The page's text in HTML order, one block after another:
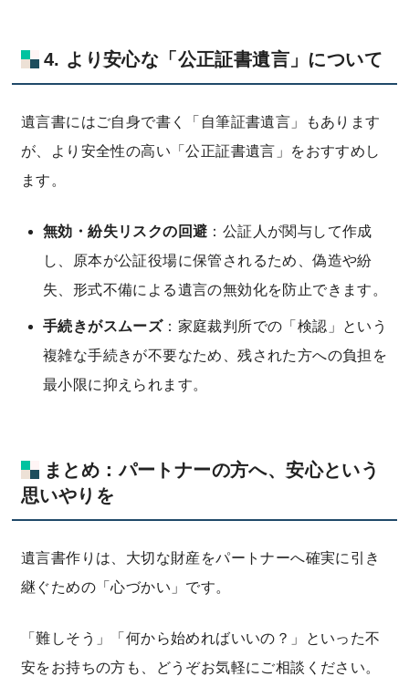
4. より安心な「公正証書遺言」について
遺言書にはご自身で書く「自筆証書遺言」もあります
が、より安全性の高い「公正証書遺言」をおすすめし
ます。
無効・紛失リスクの回避 ：公証人が関与して作成
し、原本が公証役場に保管されるため、偽造や紛
失、形式不備による遺言の無効化を防止できます。
手続きがスムーズ：家庭裁判所での「検認」という
複雑な手続きが不要なため、残された方への負担を
最小限に抑えられます。
まとめ：パートナーの方へ、安心という
思いやりを
遺言書作りは、大切な財産をパートナーへ確実に引き
継ぐための「心づかい」です。
「難しそう」「何から始めればいいの？」といった不
安をお持ちの方も、どうぞお気軽にご相談ください。